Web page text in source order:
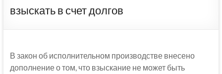
взыскать в счет долгов
В закон об исполнительном производстве внесено
дополнение о том, что взыскание не может быть